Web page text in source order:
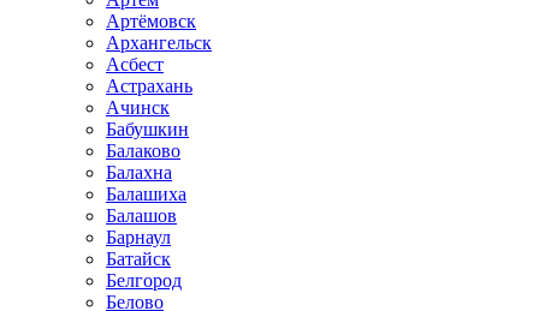
Артёмовск
Архангельск
Асбест
Астрахань
Ачинск
Бабушкин
Балаково
Балахна
Балашиха
Балашов
Барнаул
Батайск
Белгород
Белово